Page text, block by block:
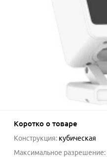
Коротко о товаре
Конструкция: кубическая
Максимальное разрешение: